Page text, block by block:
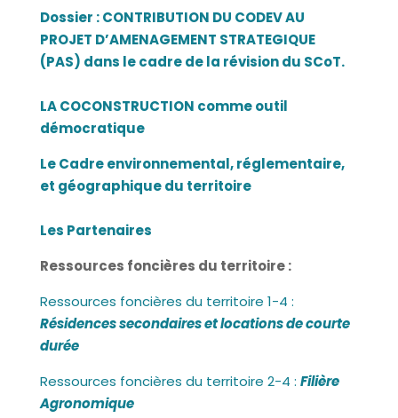
Dossier : CONTRIBUTION DU CODEV AU
PROJET D’AMENAGEMENT STRATEGIQUE
(PAS) dans le cadre de la révision du SCoT.
LA COCONSTRUCTION comme outil
démocratique
Le Cadre environnemental, réglementaire,
et géographique du territoire
Les Partenaires
Ressources foncières du territoire :
Ressources foncières du territoire 1-4 :
Résidences secondaires et locations de courte
durée
Ressources foncières du territoire 2-4 : Filière
Agronomique